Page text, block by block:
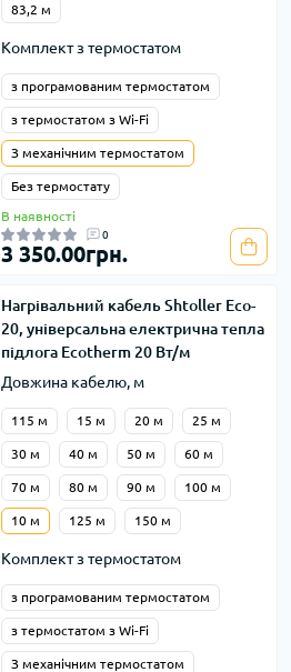
83,2 м
Комплект з термостатом
з програмованим термостатом
з термостатом з Wi-Fi
З механічним термостатом
Без термостату
В наявності
0
3 350.00грн.
Нагрівальний кабель Shtoller Eco-
20, універсальна електрична тепла
підлога Ecotherm 20 Вт/м
Довжина кабелю, м
115 м 15 м 20 м 25 м
30 м 40 м 50 м 60 м
70 м 80 м 90 м 100 м
10 м 125 м 150 м
Комплект з термостатом
з програмованим термостатом
з термостатом з Wi-Fi
З механічним термостатом